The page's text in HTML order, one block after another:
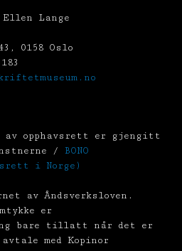
Lange
0158 Oslo
av opphavsrett er gjengitt
/ BONO
i Norge)
av Åndsverksloven.
er
bare tillatt når det er
med Kopinor